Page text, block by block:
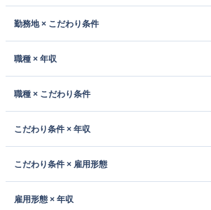
勤務地 × こだわり条件
職種 × 年収
職種 × こだわり条件
こだわり条件 × 年収
こだわり条件 × 雇用形態
雇用形態 × 年収